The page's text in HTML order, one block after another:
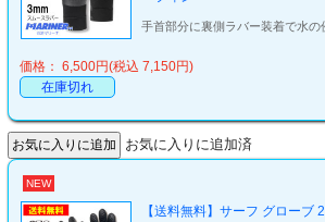
手首部分に裏側ラバー装着で水の
価格： 6,500円(税込 7,150円)
在庫切れ
お気に入りに追加済
NEW
【送料無料】サーフ グローブ